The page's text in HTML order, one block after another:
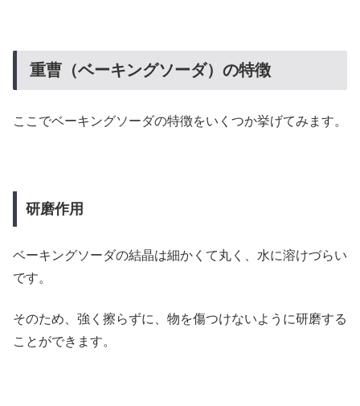
重曹（ベーキングソーダ）の特徴
ここでベーキングソーダの特徴をいくつか挙げてみます。
研磨作用
ベーキングソーダの結晶は細かくて丸く、水に溶けづらい
です。
そのため、強く擦らずに、物を傷つけないように研磨する
ことができます。